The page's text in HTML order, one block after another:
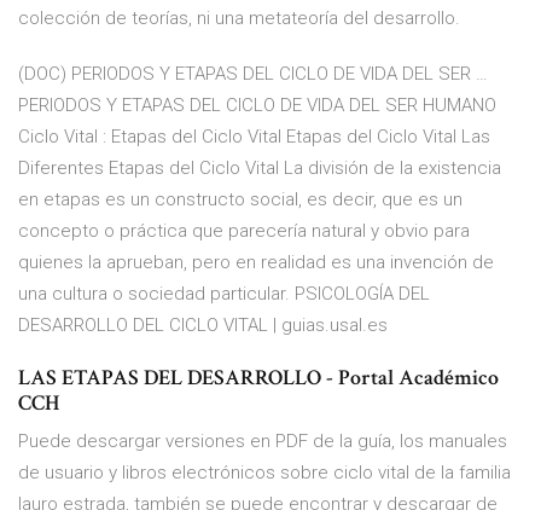
colección de teorías, ni una metateoría del desarrollo.
(DOC) PERIODOS Y ETAPAS DEL CICLO DE VIDA DEL SER …
PERIODOS Y ETAPAS DEL CICLO DE VIDA DEL SER HUMANO
Ciclo Vital : Etapas del Ciclo Vital Etapas del Ciclo Vital Las
Diferentes Etapas del Ciclo Vital La división de la existencia
en etapas es un constructo social, es decir, que es un
concepto o práctica que parecería natural y obvio para
quienes la aprueban, pero en realidad es una invención de
una cultura o sociedad particular. PSICOLOGÍA DEL
DESARROLLO DEL CICLO VITAL | guias.usal.es
LAS ETAPAS DEL DESARROLLO - Portal Académico
CCH
Puede descargar versiones en PDF de la guía, los manuales
de usuario y libros electrónicos sobre ciclo vital de la familia
lauro estrada, también se puede encontrar y descargar de